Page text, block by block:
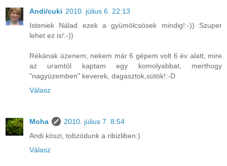
Andi/cuki 2010. július 6. 22:13
Isteniek Nálad ezek a gyümölcsösek mindig!:-)) Szuper
lehet ez is!:-))
Rékának üzenem; nekem már 6 gépem volt 6 év alatt, mire
az uramtól kaptam egy komolyabbat, merthogy
"nagyüzemben" keverek, dagasztok,sütök!:-D
Válasz
Moha
2010. július 7. 8:54
Andi köszi, tobzódunk a ribizliben:)
Válasz